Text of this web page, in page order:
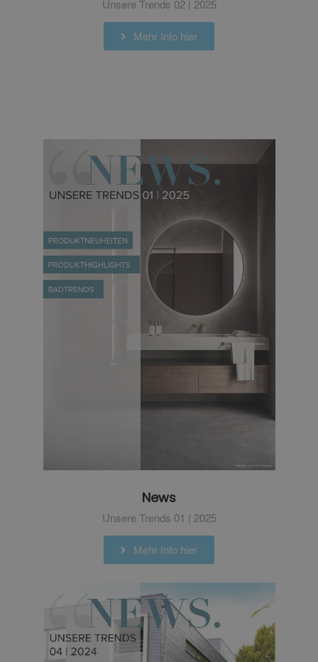
Unsere Trends 02 | 2025
Mehr Info hier
News
Unsere Trends 01 | 2025
Mehr Info hier